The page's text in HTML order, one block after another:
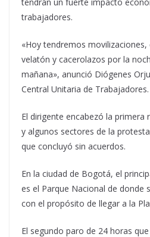
trabajadores.
«Hoy tendremos
velatón y cacerolazos por la
mañana», anunció Diógenes
Central Unitaria de Trabajadores.
El dirigente encabezó la primera
y algunos sectores de la
que concluyó sin acuerdos.
En la ciudad de Bogotá, el
es el Parque Nacional de donde
con el propósito de llegar a la
El segundo paro de 24 horas